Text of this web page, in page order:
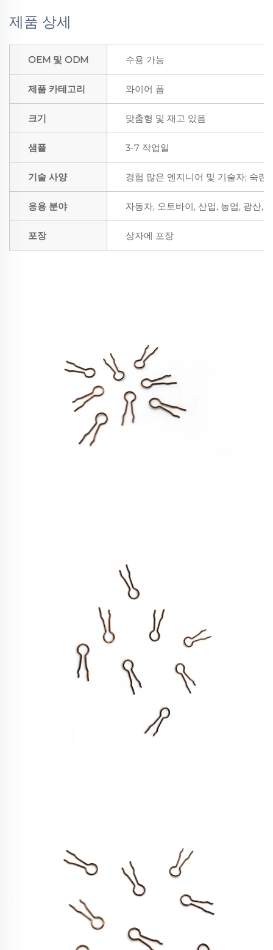
제품 상세
OEM 및 ODM 수용 가능
제품 카테고리 와이어 폼
크기 맞춤형 및 재고 있음
샘플 3-7 작업일
기술 사양 경험 많은 엔지니어 및 기술자; 숙련
응용 분야 자동차, 오토바이, 산업, 농업, 광산,
포장 상자에 포장